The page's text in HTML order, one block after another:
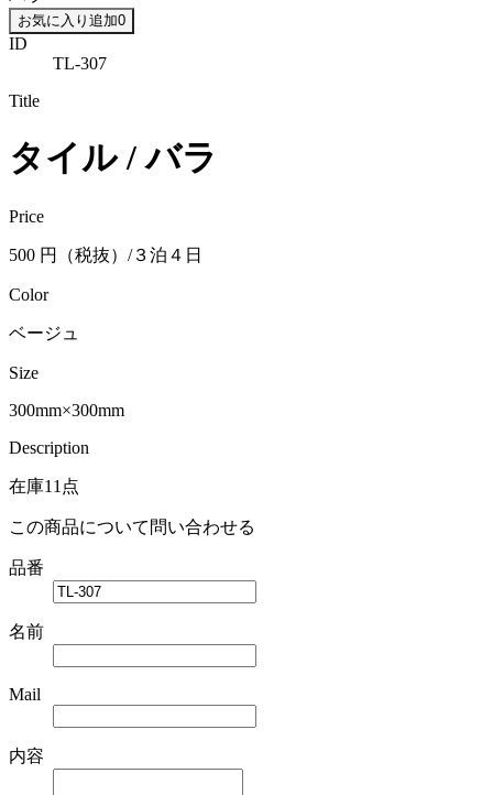
お気に入り追加0
ID
TL-307
Title
タイル / バラ
Price
500 円（税抜）/３泊４日
Color
ベージュ
Size
300mm×300mm
Description
在庫11点
この商品について問い合わせる
品番
名前
Mail
内容